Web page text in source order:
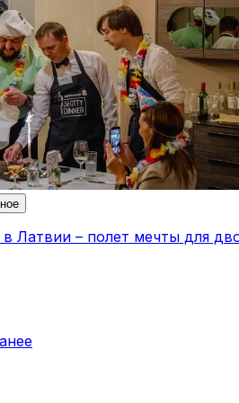
Латвии – полет мечты для